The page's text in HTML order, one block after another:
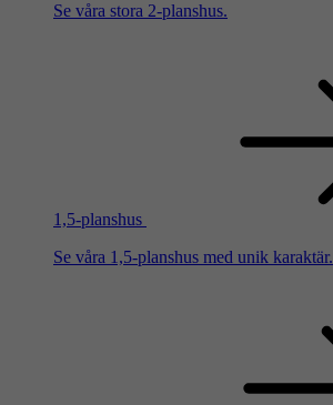
Se våra stora 2-planshus.
1,5-planshus
Se våra 1,5-planshus med unik karaktär.